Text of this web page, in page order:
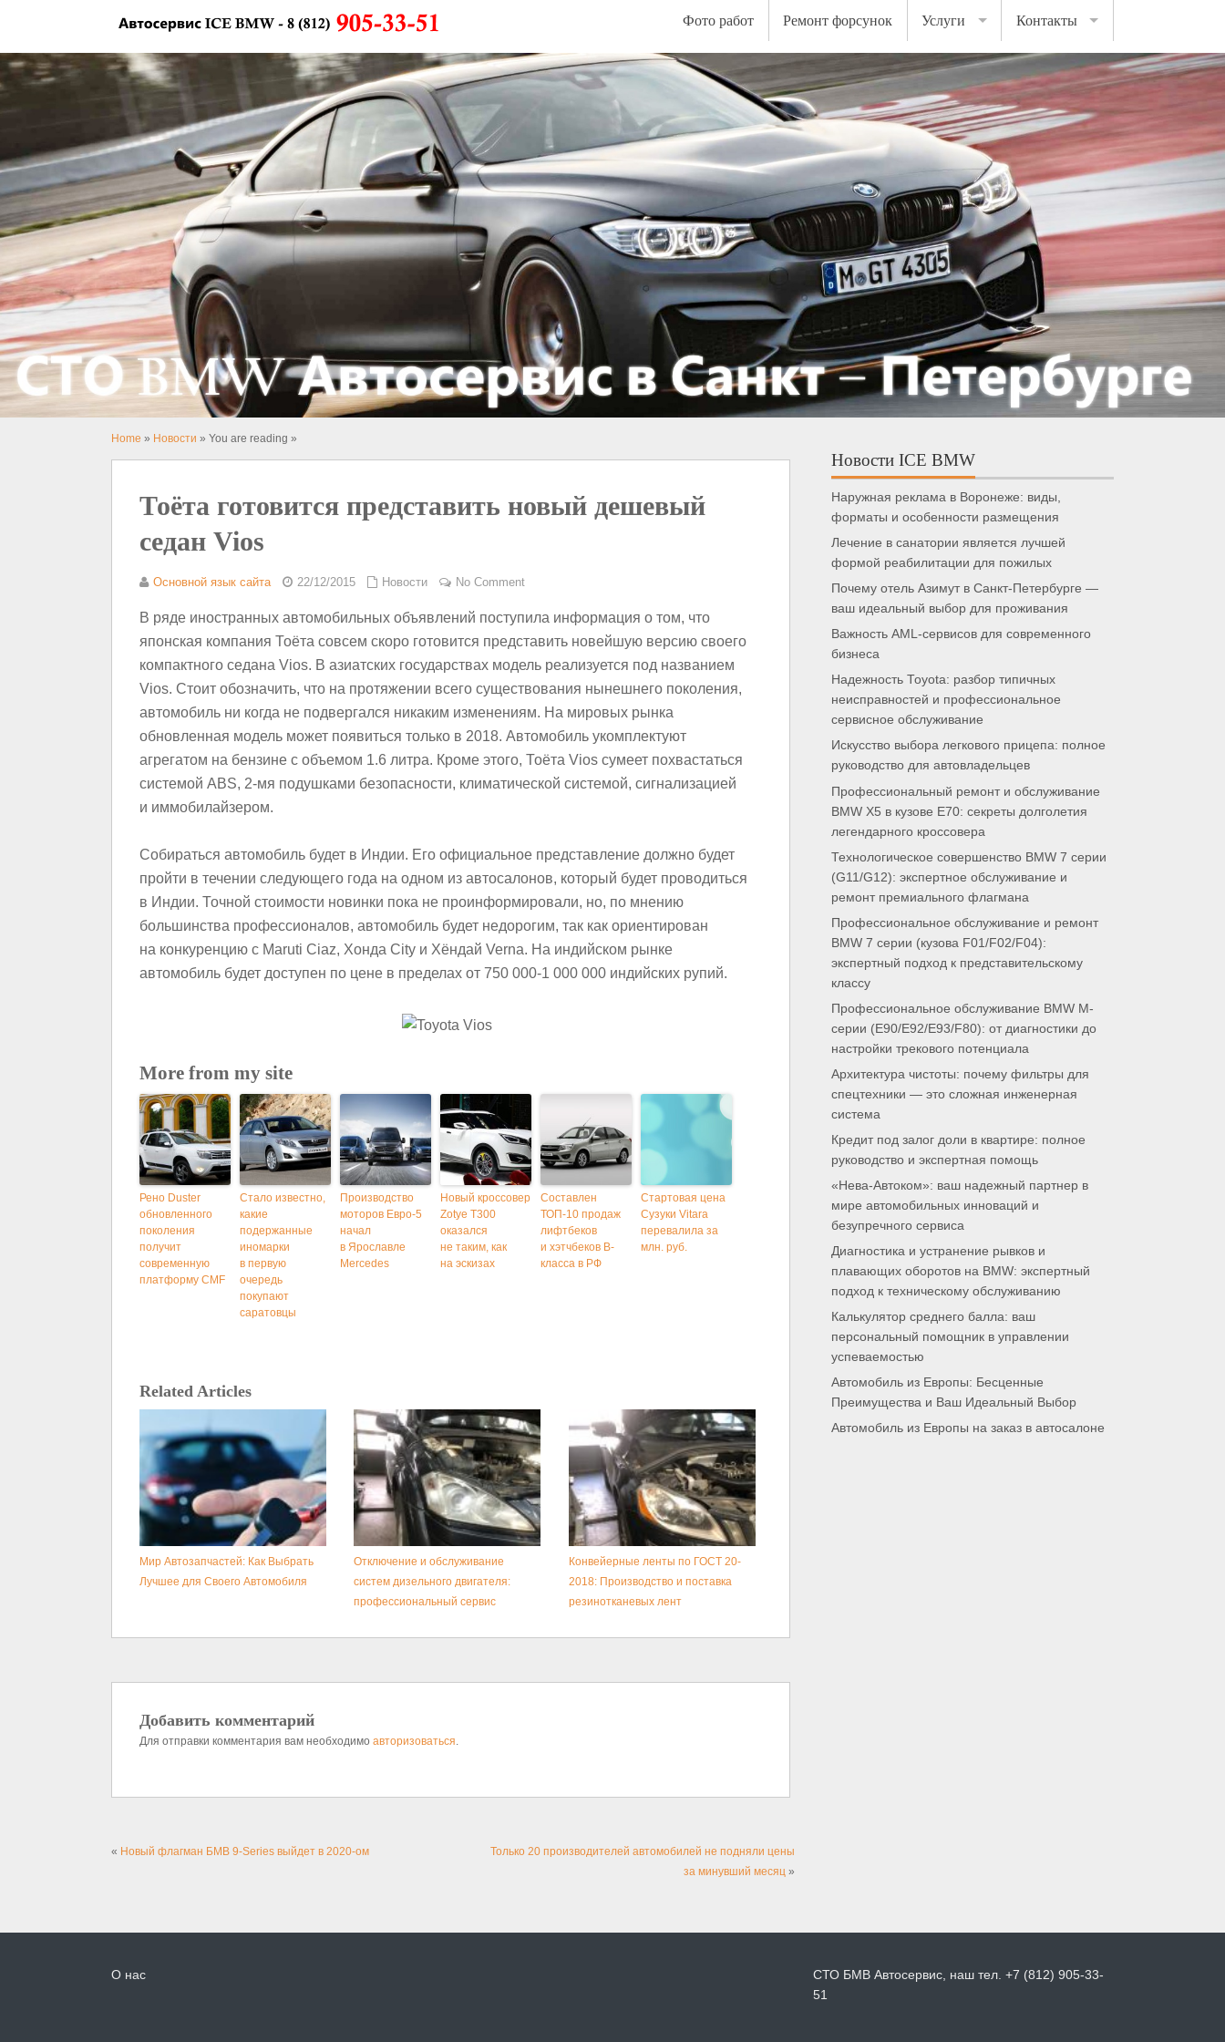
Фото работ Ремонт форсунок Услуги Контакты
Home » Новости » You are reading »
Тоёта готовится представить новый дешевый
седан Vios
Основной язык сайта 22/12/2015 Новости No Comment
В ряде иностранных автомобильных объявлений поступила информация о том, что
японская компания Тоёта совсем скоро готовится представить новейшую версию своего
компактного седана Vios. В азиатских государствах модель реализуется под названием
Vios. Стоит обозначить, что на протяжении всего существования нынешнего поколения,
автомобиль ни когда не подвергался никаким изменениям. На мировых рынка
обновленная модель может появиться только в 2018. Автомобиль укомплектуют
агрегатом на бензине с объемом 1.6 литра. Кроме этого, Тоёта Vios сумеет похвастаться
системой ABS, 2-мя подушками безопасности, климатической системой, сигнализацией
и иммобилайзером.
Собираться автомобиль будет в Индии. Его официальное представление должно будет
пройти в течении следующего года на одном из автосалонов, который будет проводиться
в Индии. Точной стоимости новинки пока не проинформировали, но, по мнению
большинства профессионалов, автомобиль будет недорогим, так как ориентирован
на конкуренцию с Maruti Ciaz, Хонда City и Хёндай Verna. На индийском рынке
автомобиль будет доступен по цене в пределах от 750 000-1 000 000 индийских рупий.
More from my site
Рено Duster
обновленного
поколения
получит
современную
платформу CMF
Стало известно,
какие
подержанные
иномарки
в первую
очередь
покупают
саратовцы
Производство
моторов Евро-5
начал
в Ярославле
Mercedes
Новый кроссовер
Zotye T300
оказался
не таким, как
на эскизах
Составлен
ТОП-10 продаж
лифтбеков
и хэтчбеков В-
класса в РФ
Стартовая цена
Сузуки Vitara
перевалила за
млн. руб.
Related Articles
Мир Автозапчастей: Как Выбрать
Лучшее для Своего Автомобиля
Отключение и обслуживание
систем дизельного двигателя:
профессиональный сервис
Конвейерные ленты по ГОСТ 20-
2018: Производство и поставка
резинотканевых лент
Добавить комментарий
Для отправки комментария вам необходимо авторизоваться.
« Новый флагман БМВ 9-Series выйдет в 2020-ом
Только 20 производителей автомобилей не подняли цены
за минувший месяц »
Новости ICE BMW
Наружная реклама в Воронеже: виды,
форматы и особенности размещения
Лечение в санатории является лучшей
формой реабилитации для пожилых
Почему отель Азимут в Санкт-Петербурге —
ваш идеальный выбор для проживания
Важность AML-сервисов для современного
бизнеса
Надежность Toyota: разбор типичных
неисправностей и профессиональное
сервисное обслуживание
Искусство выбора легкового прицепа: полное
руководство для автовладельцев
Профессиональный ремонт и обслуживание
BMW X5 в кузове E70: секреты долголетия
легендарного кроссовера
Технологическое совершенство BMW 7 серии
(G11/G12): экспертное обслуживание и
ремонт премиального флагмана
Профессиональное обслуживание и ремонт
BMW 7 серии (кузова F01/F02/F04):
экспертный подход к представительскому
классу
Профессиональное обслуживание BMW M-
серии (E90/E92/E93/F80): от диагностики до
настройки трекового потенциала
Архитектура чистоты: почему фильтры для
спецтехники — это сложная инженерная
система
Кредит под залог доли в квартире: полное
руководство и экспертная помощь
«Нева-Автоком»: ваш надежный партнер в
мире автомобильных инноваций и
безупречного сервиса
Диагностика и устранение рывков и
плавающих оборотов на BMW: экспертный
подход к техническому обслуживанию
Калькулятор среднего балла: ваш
персональный помощник в управлении
успеваемостью
Автомобиль из Европы: Бесценные
Преимущества и Ваш Идеальный Выбор
Автомобиль из Европы на заказ в автосалоне
О нас
СТО БМВ Автосервис, наш тел. +7 (812) 905-33-
51